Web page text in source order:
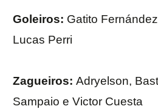
Goleiros: Gatito
Lucas Perri
Zagueiros: Adryelson,
Sampaio e Victor Cuesta